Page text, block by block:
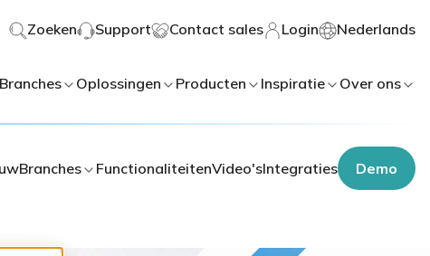
Zoeken Support Contact sales Login Nederlands
Branches Oplossingen Producten Inspiratie Over ons
Branches FunctionaliteitenVideo'sIntegraties Demo